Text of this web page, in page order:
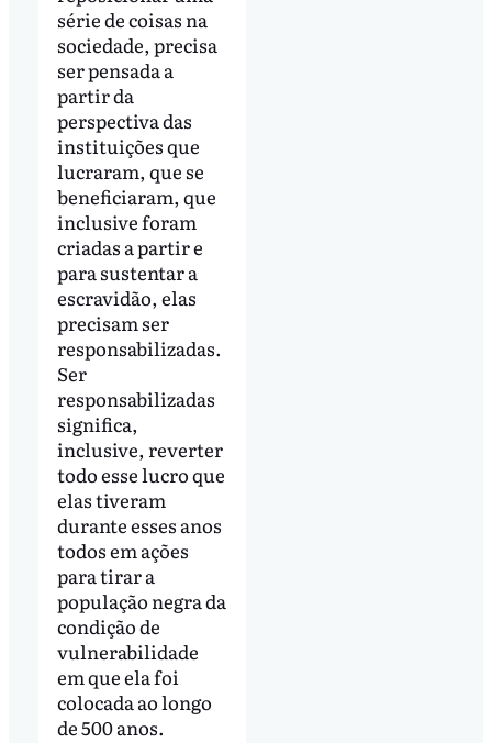
série de coisas na
sociedade, precisa
ser pensada a
partir da
perspectiva das
instituições que
lucraram, que se
beneficiaram, que
inclusive foram
criadas a partir e
para sustentar a
escravidão, elas
precisam ser
responsabilizadas.
Ser
responsabilizadas
significa,
inclusive, reverter
todo esse lucro que
elas tiveram
durante esses anos
todos em ações
para tirar a
população negra da
condição de
vulnerabilidade
em que ela foi
colocada ao longo
de 500 anos.